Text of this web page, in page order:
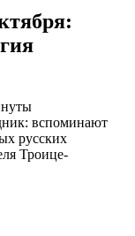
вспоминают
русских
Троице-